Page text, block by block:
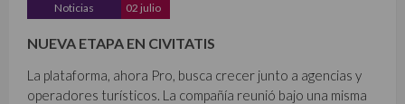
Noticias 02 julio
NUEVA ETAPA EN CIVITATIS
La plataforma, ahora Pro, busca crecer junto a agencias y
operadores turísticos. La compañía reunió bajo una misma